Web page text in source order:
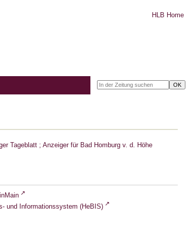
HLB Home
Tageblatt ; Anzeiger für Bad Homburg v. d. Höhe
und Informationssystem (HeBIS)